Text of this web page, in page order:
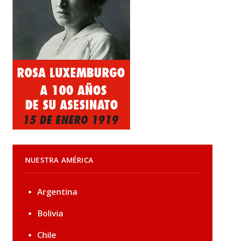
NUESTRA AMÉRICA
Argentina
Bolivia
Chile